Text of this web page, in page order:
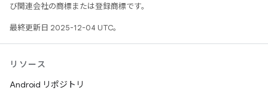
び関連会社の商標または登録商標です。
最終更新日 2025-12-04 UTC。
リソース
Android リポジトリ